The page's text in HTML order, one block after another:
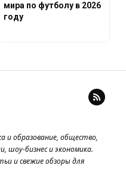
мира по футболу в 2026
году
и образование, общество,
шоу-бизнес и экономика.
и свежие обзоры для